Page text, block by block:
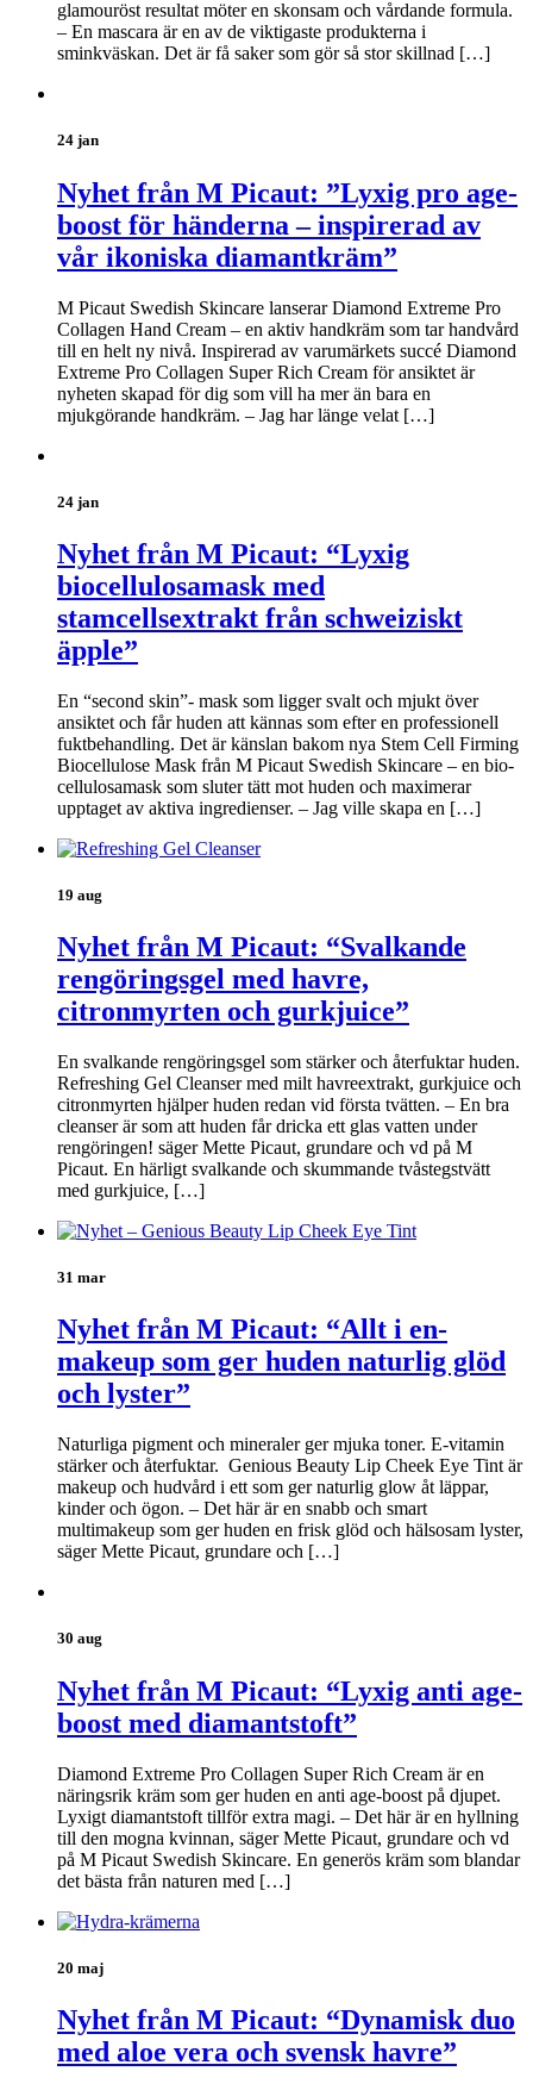
glamouröst resultat möter en skonsam och vårdande formula.
– En mascara är en av de viktigaste produkterna i
sminkväskan. Det är få saker som gör så stor skillnad […]
24 jan
Nyhet från M Picaut: ”Lyxig pro age-
boost för händerna – inspirerad av
vår ikoniska diamantkräm”
M Picaut Swedish Skincare lanserar Diamond Extreme Pro
Collagen Hand Cream – en aktiv handkräm som tar handvård
till en helt ny nivå. Inspirerad av varumärkets succé Diamond
Extreme Pro Collagen Super Rich Cream för ansiktet är
nyheten skapad för dig som vill ha mer än bara en
mjukgörande handkräm. – Jag har länge velat […]
24 jan
Nyhet från M Picaut: “Lyxig
biocellulosamask med
stamcellsextrakt från schweiziskt
äpple”
En “second skin”- mask som ligger svalt och mjukt över
ansiktet och får huden att kännas som efter en professionell
fuktbehandling. Det är känslan bakom nya Stem Cell Firming
Biocellulose Mask från M Picaut Swedish Skincare – en bio-
cellulosamask som sluter tätt mot huden och maximerar
upptaget av aktiva ingredienser. – Jag ville skapa en […]
19 aug
Nyhet från M Picaut: “Svalkande
rengöringsgel med havre,
citronmyrten och gurkjuice”
En svalkande rengöringsgel som stärker och återfuktar huden.
Refreshing Gel Cleanser med milt havreextrakt, gurkjuice och
citronmyrten hjälper huden redan vid första tvätten. – En bra
cleanser är som att huden får dricka ett glas vatten under
rengöringen! säger Mette Picaut, grundare och vd på M
Picaut. En härligt svalkande och skummande tvåstegstvätt
med gurkjuice, […]
31 mar
Nyhet från M Picaut: “Allt i en-
makeup som ger huden naturlig glöd
och lyster”
Naturliga pigment och mineraler ger mjuka toner. E-vitamin
stärker och återfuktar. Genious Beauty Lip Cheek Eye Tint är
makeup och hudvård i ett som ger naturlig glow åt läppar,
kinder och ögon. – Det här är en snabb och smart
multimakeup som ger huden en frisk glöd och hälsosam lyster,
säger Mette Picaut, grundare och […]
30 aug
Nyhet från M Picaut: “Lyxig anti age-
boost med diamantstoft”
Diamond Extreme Pro Collagen Super Rich Cream är en
näringsrik kräm som ger huden en anti age-boost på djupet.
Lyxigt diamantstoft tillför extra magi. – Det här är en hyllning
till den mogna kvinnan, säger Mette Picaut, grundare och vd
på M Picaut Swedish Skincare. En generös kräm som blandar
det bästa från naturen med […]
20 maj
Nyhet från M Picaut: “Dynamisk duo
med aloe vera och svensk havre”